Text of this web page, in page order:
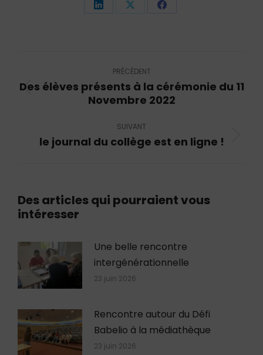
PartagerPartagerPartager
PRÉCÉDENT
Article
:
Des élèves présents à la cérémonie du 11
Novembre 2022
SUIVANT
Article
le journal du collège est en ligne !
Des articles qui pourraient vous
intéresser
Une belle rencontre
intergénérationnelle
23 juin 2026
Rencontre autour du Défi
Babelio à la médiathèque
23 juin 2026